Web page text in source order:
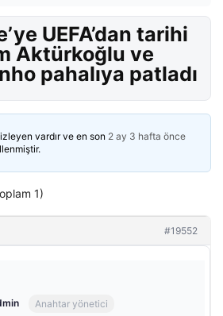
UEFA’dan tarihi
Aktürkoğlu ve
pahalıya patladı
vardır ve en son 2 ay 3 hafta önce
1)
#19552
Anahtar yönetici